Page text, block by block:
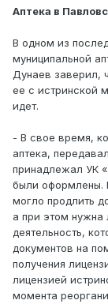
Аптека в
В одном из
муниципальной
Дунаев заверил,
ее с истринской
идет.
- В свое время,
аптека,
принадлежал УК
были оформлены.
могло продлить
а при этом нужна
деятельность,
документов на
получения
лицензией
момента